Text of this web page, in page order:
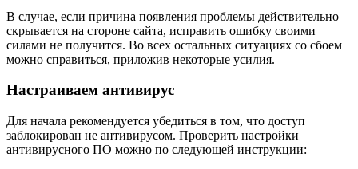
В случае, если причина появления проблемы действительно
скрывается на стороне сайта, исправить ошибку своими
силами не получится. Во всех остальных ситуациях со сбоем
можно справиться, приложив некоторые усилия.
Настраиваем антивирус
Для начала рекомендуется убедиться в том, что доступ
заблокирован не антивирусом. Проверить настройки
антивирусного ПО можно по следующей инструкции: